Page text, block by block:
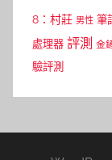
8：村莊 男性 筆
處理器 評測 金
驗評測